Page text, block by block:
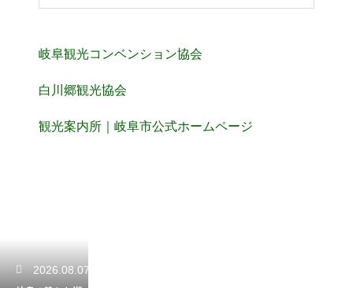
岐阜観光コンベンション協会
白川郷観光協会
観光案内所｜岐阜市公式ホームページ
2026.08.07